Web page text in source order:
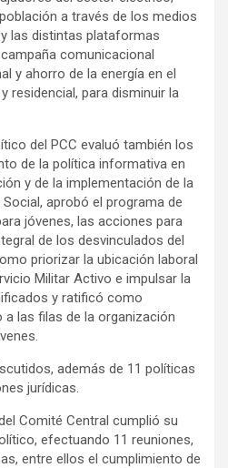
a través de los medios
las distintas plataformas
comunicacional
y ahorro de la energía en el
residencial, para disminuir la
del PCC evaluó también los
de la política informativa en
y de la implementación de la
aprobó el programa de
jóvenes, las acciones para
de los desvinculados del
priorizar la ubicación laboral
Militar Activo e impulsar la
y ratificó como
las filas de la organización
además de 11 políticas
jurídicas.
Comité Central cumplió su
efectuando 11 reuniones,
entre ellos el cumplimiento de